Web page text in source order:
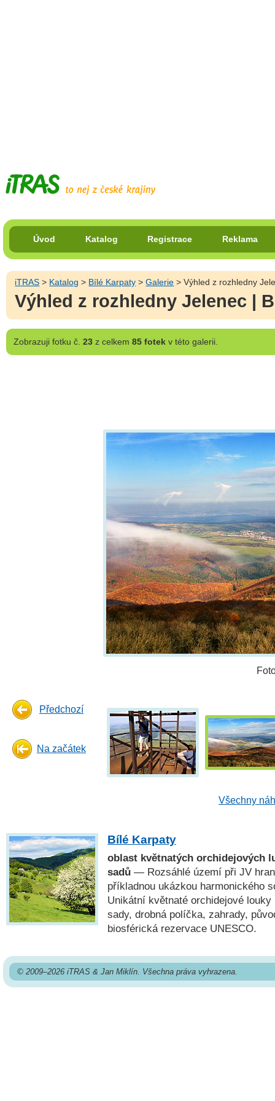
Úvod Katalog Registrace Reklama
iTRAS > Katalog > Bílé Karpaty >Galerie > Výhled z rozhledny
Výhled z rozhledny Jelenec |
Zobrazujifotku č. 23z celkem 85 fotekv této galerii.
Předchozí
Na začátek
Všechny
Bílé Karpaty
oblast květnatých orchidejových
sadů — Rozsáhlé území při JV
příkladnou ukázkou harmonického
Unikátní květnaté orchidejové
sady, drobná políčka, zahrady,
biosférická rezervace UNESCO.
© 2009–2026 iTRAS & Jan Miklín. Všechna práva vyhrazena.